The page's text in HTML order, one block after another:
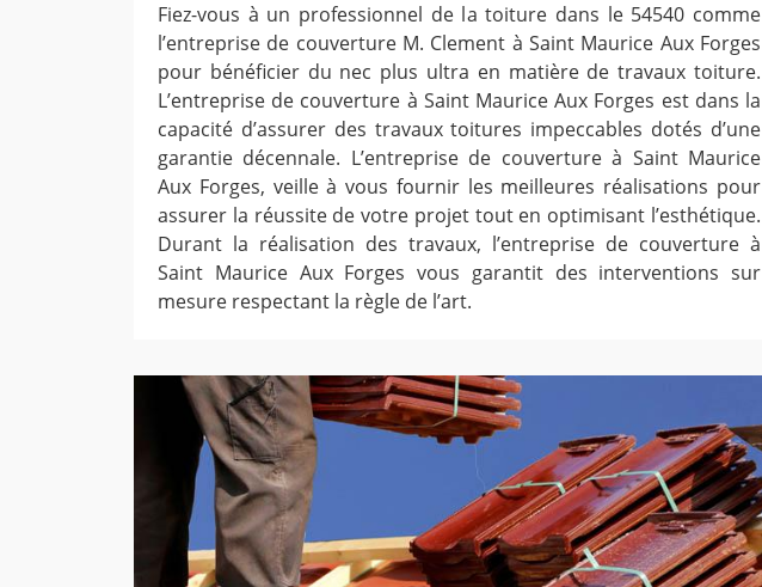
Fiez-vous à un professionnel de la toiture dans le 54540 comme
l’entreprise de couverture M. Clement à Saint Maurice Aux Forges
pour bénéficier du nec plus ultra en matière de travaux toiture.
L’entreprise de couverture à Saint Maurice Aux Forges est dans la
capacité d’assurer des travaux toitures impeccables dotés d’une
garantie décennale. L’entreprise de couverture à Saint Maurice
Aux Forges, veille à vous fournir les meilleures réalisations pour
assurer la réussite de votre projet tout en optimisant l’esthétique.
Durant la réalisation des travaux, l’entreprise de couverture à
Saint Maurice Aux Forges vous garantit des interventions sur
mesure respectant la règle de l’art.